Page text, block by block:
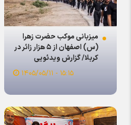
میزبانی موکب حضرت زهرا
(س) اصفهان از ۵ هزار زائر در
کربلا/ گزارش ویدئویی
۱۵:۱۵ - ۱۴۰۵/۰۵/۱۱